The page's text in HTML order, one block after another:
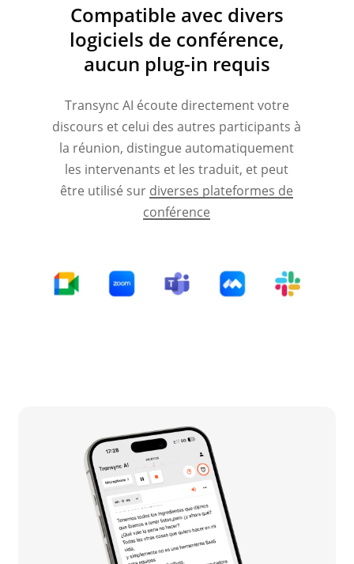
Compatible avec divers
logiciels de conférence,
aucun plug-in requis
Transync AI écoute directement votre
discours et celui des autres participants à
la réunion, distingue automatiquement
les intervenants et les traduit, et peut
être utilisé sur diverses plateformes de
conférence